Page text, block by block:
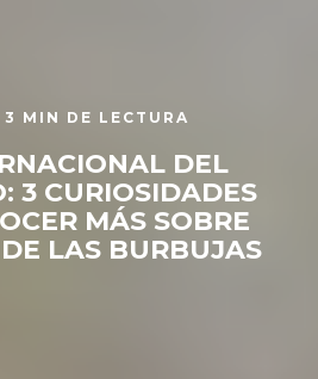
3 MIN DE LECTURA
DEL
3 CURIOSIDADES
MÁS SOBRE
LAS BURBUJAS